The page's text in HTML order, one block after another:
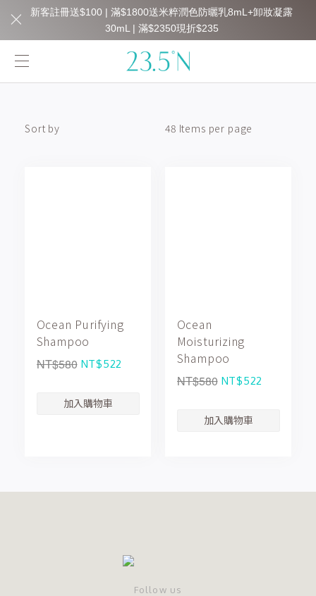
Sort by 48 Items per page
Ocean Purifying
Shampoo
NT$580 NT$522
Ocean
Moisturizing
Shampoo
NT$580 NT$522
Follow us
新客註冊送$100 | 滿$1800送米粹潤色防曬乳8mL+卸妝凝露
30mL | 滿$2350現折$235